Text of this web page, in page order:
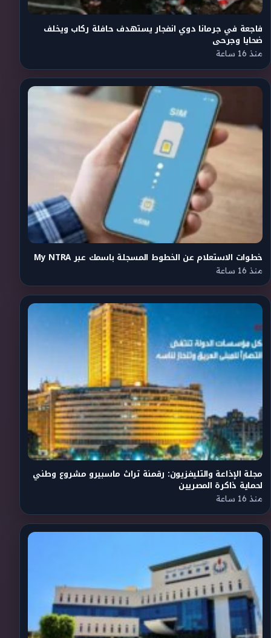
فاجعة في جرمانا دوي انفجار يستهدف حافلة ركاب ويخلف
ضحايا وجرحى
منذ 16 ساعة
خطوات الاستعلام عن الخطوط المسجلة باسمك عبر My NTRA
منذ 16 ساعة
مجلة الإذاعة والتليفزيون: رقمنة تراث ماسبيرو مشروع وطني
لحماية ذاكرة المصريين
منذ 16 ساعة